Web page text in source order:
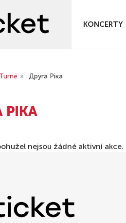
KONCERTY
Turné » Друга Ріка
РІКА
nejsou žádné aktivní